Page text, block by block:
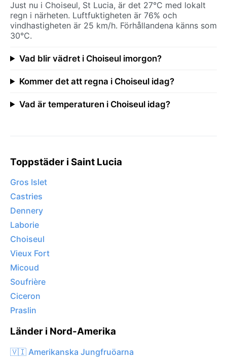
Just nu i Choiseul, St Lucia, är det 27°C med lokalt
regn i närheten. Luftfuktigheten är 76% och
vindhastigheten är 25 km/h. Förhållandena känns som
30°C.
Vad blir vädret i Choiseul imorgon?
Kommer det att regna i Choiseul idag?
Vad är temperaturen i Choiseul idag?
Toppstäder i Saint Lucia
Gros Islet
Castries
Dennery
Laborie
Choiseul
Vieux Fort
Micoud
Soufrière
Ciceron
Praslin
Länder i Nord-Amerika
🇻🇮 Amerikanska Jungfruöarna